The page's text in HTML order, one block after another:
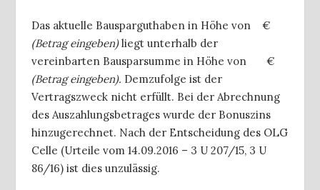
Das aktuelle Bausparguthaben in Höhe von €
(Betrag eingeben)liegt unterhalb der
vereinbarten Bausparsumme in Höhe von €
(Betrag eingeben). Demzufolge ist der
Vertragszweck nicht erfüllt. Bei der Abrechnung
des Auszahlungsbetrages wurde der Bonuszins
hinzugerechnet. Nach der Entscheidung des OLG
Celle (Urteile vom 14.09.2016 – 3 U 207/15, 3 U
86/16) ist dies unzulässig.